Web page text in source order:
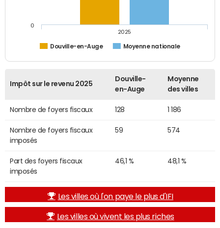
Douville-en-Auge Moyenne nationale
2025
0
Impôt sur le revenu 2025
Douville-
en-Auge
Moyenne
des villes
Nombre de foyers fiscaux 128 1 186
Nombre de foyers fiscaux
imposés
59 574
Part des foyers fiscaux
imposés
46,1 % 48,1 %
Les villes où l'on paye le plus d'IFI
Les villes où vivent les plus riches